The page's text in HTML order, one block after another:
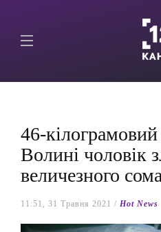
46-
Волині чоловік
величезного
11:51, 31 Травня 2021 / Hot News